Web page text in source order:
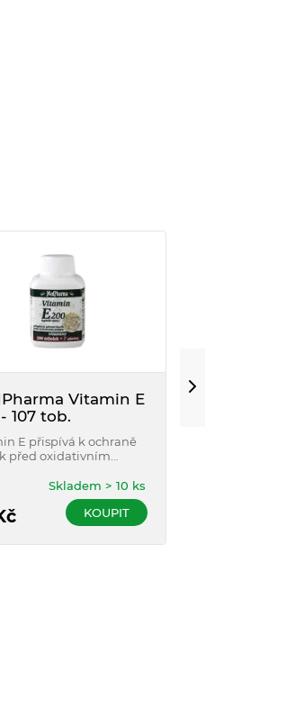
Vitamin E
107 tob.
E přispívá k ochraně
před oxidativním
mezi volnými
a antioxidanty.
Skladem > 10 ks
KOUPIT